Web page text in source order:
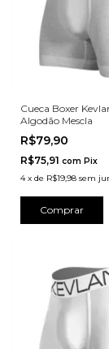
Cueca Boxer
Algodão Mescla
R$79,90
R$75,91 com Pix
4 x de R$19,98 sem
Comprar